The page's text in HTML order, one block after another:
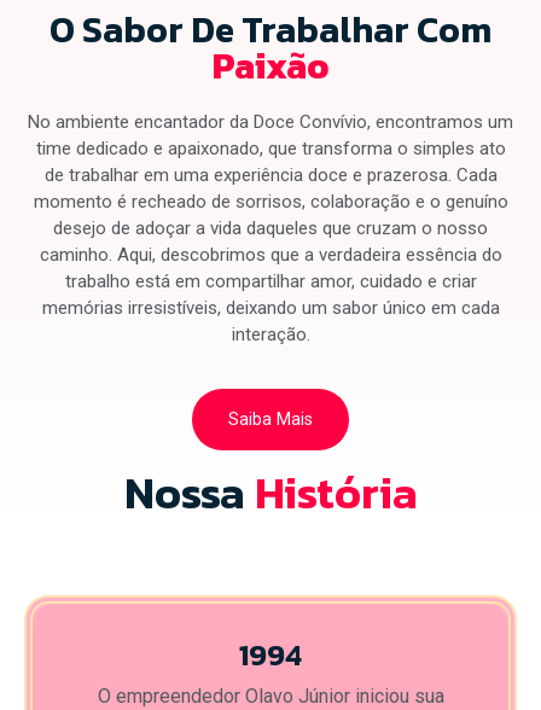
O Sabor De Trabalhar Com
Paixão
No ambiente encantador da Doce Convívio, encontramos um
time dedicado e apaixonado, que transforma o simples ato
de trabalhar em uma experiência doce e prazerosa. Cada
momento é recheado de sorrisos, colaboração e o genuíno
desejo de adoçar a vida daqueles que cruzam o nosso
caminho. Aqui, descobrimos que a verdadeira essência do
trabalho está em compartilhar amor, cuidado e criar
memórias irresistíveis, deixando um sabor único em cada
interação.
Saiba Mais
Nossa História
1994
O empreendedor Olavo Júnior iniciou sua